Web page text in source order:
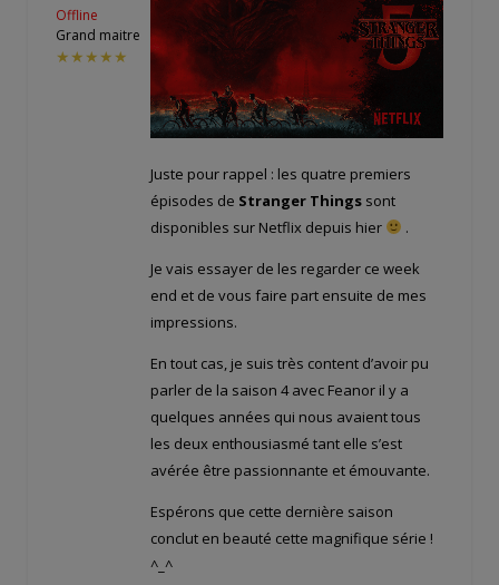
Offline
Grand maitre
★★★★★
Juste pour rappel : les quatre premiers
épisodes de Stranger Things sont
disponibles sur Netflix depuis hier
.
Je vais essayer de les regarder ce week
end et de vous faire part ensuite de mes
impressions.
En tout cas, je suis très content d’avoir pu
parler de la saison 4 avec Feanor il y a
quelques années qui nous avaient tous
les deux enthousiasmé tant elle s’est
avérée être passionnante et émouvante.
Espérons que cette dernière saison
conclut en beauté cette magnifique série !
^_^